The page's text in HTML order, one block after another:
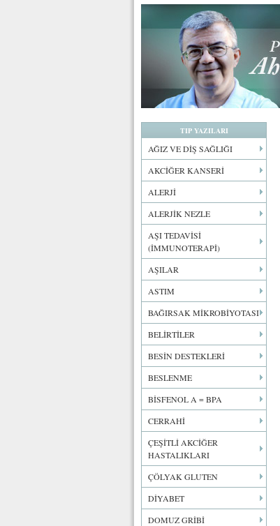
TIP YAZILARI
AĞIZ VE DİŞ SAĞLIĞI
AKCİĞER KANSERİ
ALERJİ
ALERJİK NEZLE
AŞI TEDAVİSİ
(İMMUNOTERAPİ)
AŞILAR
ASTIM
BAĞIRSAK MİKROBİYOTASI
BELİRTİLER
BESİN DESTEKLERİ
BESLENME
BİSFENOL A = BPA
CERRAHİ
ÇEŞİTLİ AKCİĞER
HASTALIKLARI
ÇÖLYAK GLUTEN
DİYABET
DOMUZ GRİBİ